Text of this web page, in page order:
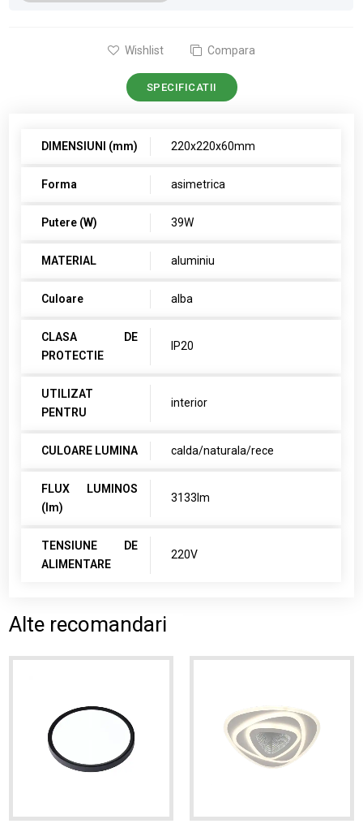
Wishlist Compara
SPECIFICATII
DIMENSIUNI (mm) 220x220x60mm
Forma asimetrica
Putere (W) 39W
MATERIAL aluminiu
Culoare alba
CLASA DE
PROTECTIE
IP20
UTILIZAT
PENTRU
interior
CULOARE LUMINA calda/naturala/rece
FLUX LUMINOS
(lm)
3133lm
TENSIUNE DE
ALIMENTARE
220V
Alte recomandari